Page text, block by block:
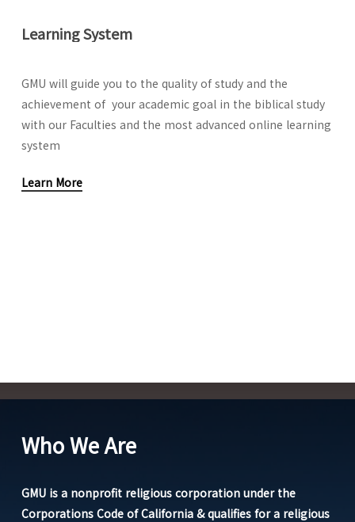
LearningSystem
GMU will guide you to the quality of study and the
achievement of your academic goal in the biblical study
with our Faculties and the most advanced online learning
system
Learn More
Who We Are
GMU is a nonprofit religious corporation under the
Corporations Code of California & qualifies for a religious